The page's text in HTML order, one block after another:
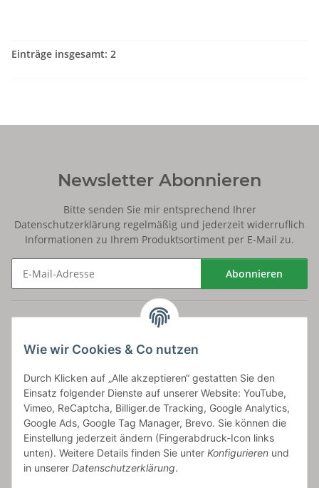
Wie wir Cookies & Co nutzen
Durch Klicken auf „Alle akzeptieren“ gestatten Sie den
Einsatz folgender Dienste auf unserer Website: YouTube,
Vimeo, ReCaptcha, Billiger.de Tracking, Google Analytics,
Google Ads, Google Tag Manager, Brevo. Sie können die
Einstellung jederzeit ändern (Fingerabdruck-Icon links
unten). Weitere Details finden Sie unter Konfigurieren und
in unserer Datenschutzerklärung.
Einträge insgesamt: 2
Newsletter Abonnieren
Bitte senden Sie mir entsprechend Ihrer
Datenschutzerklärung regelmäßig und jederzeit widerruflich
Informationen zu Ihrem Produktsortiment per E-Mail zu.
Abonnieren
Artikelinformationen